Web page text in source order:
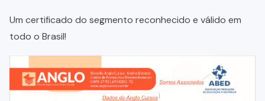
Um certificado do segmento reconhecido e válido em
todo o Brasil!